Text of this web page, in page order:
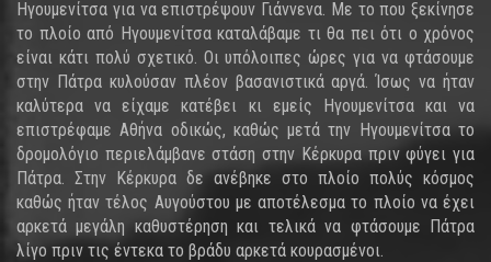
Ηγουμενίτσα για να επιστρέψουν Γιάννενα. Με το που ξεκίνησε
το πλοίο από Ηγουμενίτσα καταλάβαμε τι θα πει ότι ο χρόνος
είναι κάτι πολύ σχετικό. Οι υπόλοιπες ώρες για να φτάσουμε
στην Πάτρα κυλούσαν πλέον βασανιστικά αργά. Ίσως να ήταν
καλύτερα να είχαμε κατέβει κι εμείς Ηγουμενίτσα και να
επιστρέφαμε Αθήνα οδικώς, καθώς μετά την Ηγουμενίτσα το
δρομολόγιο περιελάμβανε στάση στην Κέρκυρα πριν φύγει για
Πάτρα. Στην Κέρκυρα δε ανέβηκε στο πλοίο πολύς κόσμος
καθώς ήταν τέλος Αυγούστου με αποτέλεσμα το πλοίο να έχει
αρκετά μεγάλη καθυστέρηση και τελικά να φτάσουμε Πάτρα
λίγο πριν τις έντεκα το βράδυ αρκετά κουρασμένοι.